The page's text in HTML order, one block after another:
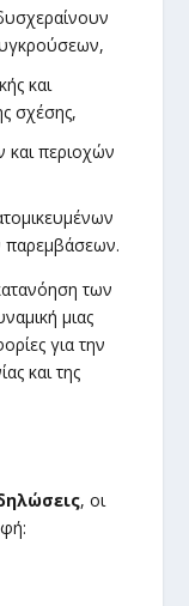
και
σχέσης,
περιοχών
παρεμβάσεων.
των
μιας
για την
και της
, οι